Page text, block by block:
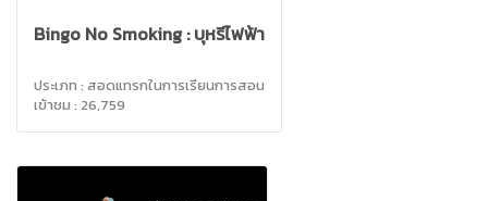
Bingo No Smoking : บุหรี่ไฟฟ้า
ประเภท : สอดแทรกในการเรียนการสอน
เข้าชม : 26,759